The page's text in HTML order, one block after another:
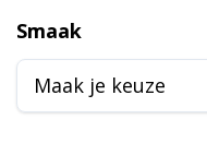
Smaak
A
l
e